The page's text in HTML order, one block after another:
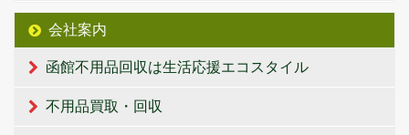
会社案内
函館不用品回収は生活応援エコスタイル
不用品買取・回収